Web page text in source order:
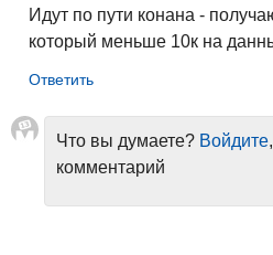
Идут по пути конана -
который меньше 10к на
Что вы думаете? Войдите
комментарий